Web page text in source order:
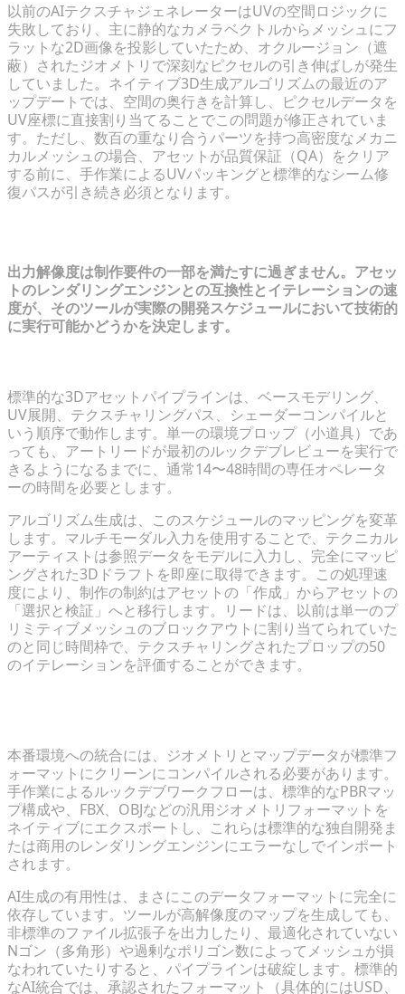
以前のAIテクスチャジェネレーターはUVの空間ロジックに
失敗しており、主に静的なカメラベクトルからメッシュにフ
ラットな2D画像を投影していたため、オクルージョン（遮
蔽）されたジオメトリで深刻なピクセルの引き伸ばしが発生
していました。ネイティブ3D生成アルゴリズムの最近のア
ップデートでは、空間の奥行きを計算し、ピクセルデータを
UV座標に直接割り当てることでこの問題が修正されていま
す。ただし、数百の重なり合うパーツを持つ高密度なメカニ
カルメッシュの場合、アセットが品質保証（QA）をクリア
する前に、手作業によるUVパッキングと標準的なシーム修
復パスが引き続き必須となります。
出力解像度は制作要件の一部を満たすに過ぎません。アセッ
トのレンダリングエンジンとの互換性とイテレーションの速
度が、そのツールが実際の開発スケジュールにおいて技術的
に実行可能かどうかを決定します。
標準的な3Dアセットパイプラインは、ベースモデリング、
UV展開、テクスチャリングパス、シェーダーコンパイルと
いう順序で動作します。単一の環境プロップ（小道具）であ
っても、アートリードが最初のルックデブレビューを実行で
きるようになるまでに、通常14〜48時間の専任オペレータ
ーの時間を必要とします。
アルゴリズム生成は、このスケジュールのマッピングを変革
します。マルチモーダル入力を使用することで、テクニカル
アーティストは参照データをモデルに入力し、完全にマッピ
ングされた3Dドラフトを即座に取得できます。この処理速
度により、制作の制約はアセットの「作成」からアセットの
「選択と検証」へと移行します。リードは、以前は単一のプ
リミティブメッシュのブロックアウトに割り当てられていた
のと同じ時間枠で、テクスチャリングされたプロップの50
のイテレーションを評価することができます。
本番環境への統合には、ジオメトリとマップデータが標準フ
ォーマットにクリーンにコンパイルされる必要があります。
手作業によるルックデブワークフローは、標準的なPBRマッ
プ構成や、FBX、OBJなどの汎用ジオメトリフォーマットを
ネイティブにエクスポートし、これらは標準的な独自開発ま
たは商用のレンダリングエンジンにエラーなしでインポート
されます。
AI生成の有用性は、まさにこのデータフォーマットに完全に
依存しています。ツールが高解像度のマップを生成しても、
非標準のファイル拡張子を出力したり、最適化されていない
Nゴン（多角形）や過剰なポリゴン数によってメッシュが損
なわれていたりすると、パイプラインは破綻します。標準的
なAI統合では、承認されたフォーマット（具体的にはUSD、